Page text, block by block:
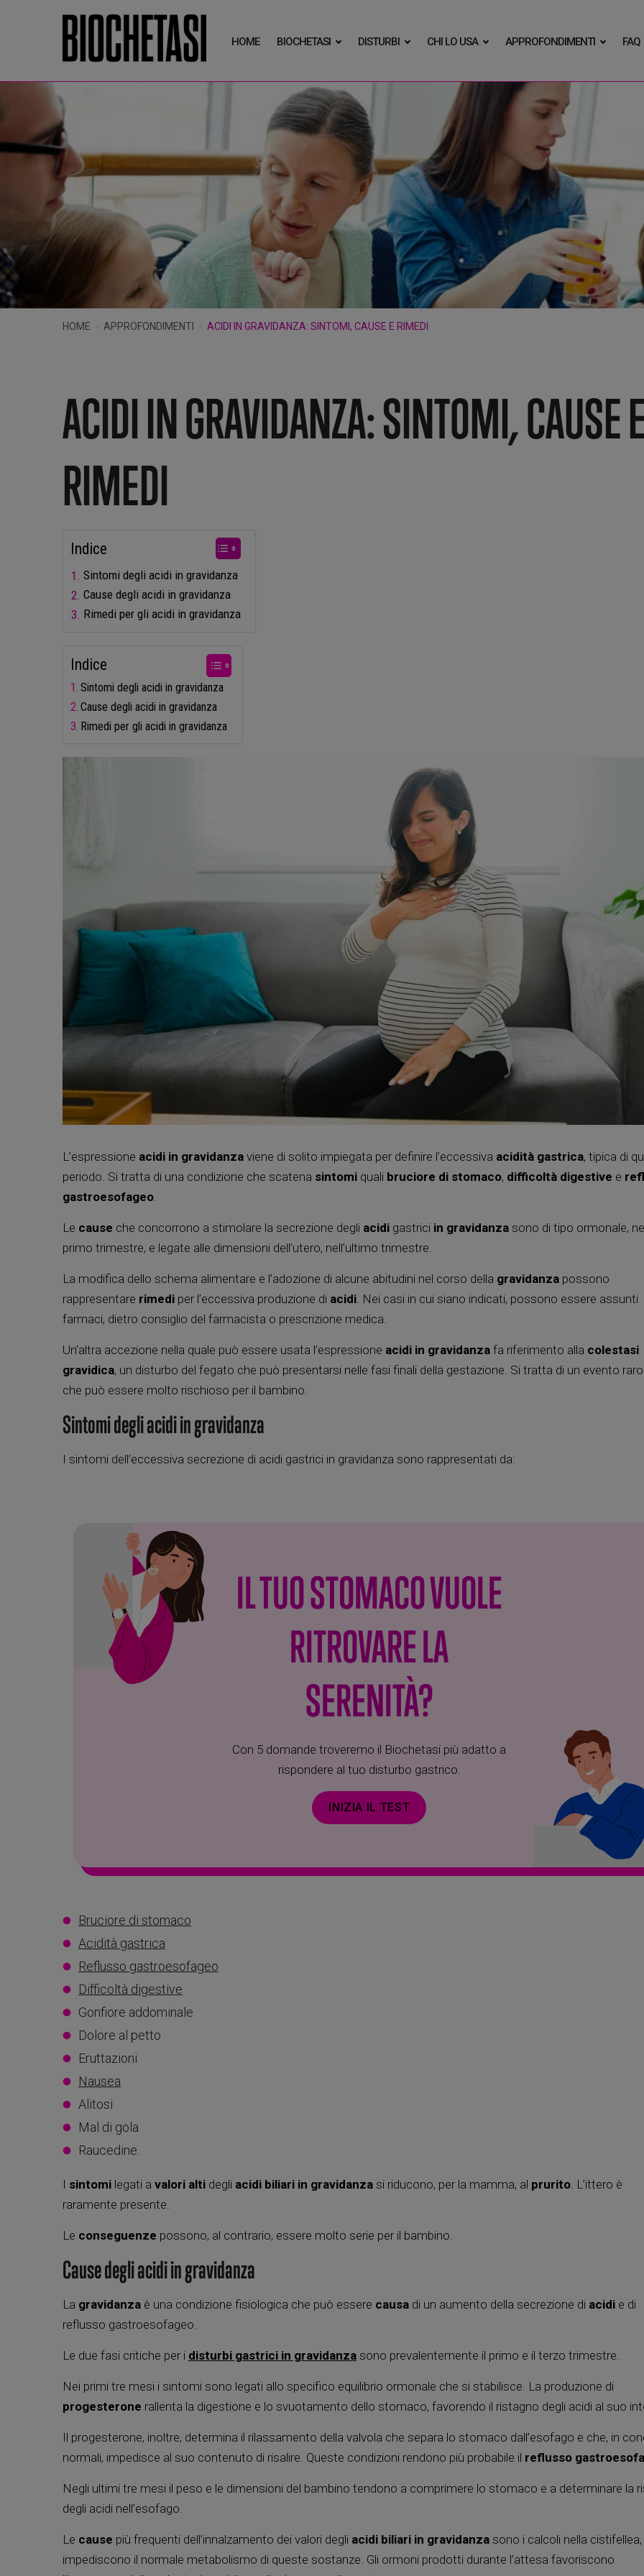
HOME BIOCHETASI DISTURBI CHI LO USA APPROFONDIMENTI FAQ
HOME APPROFONDIMENTI ACIDI IN GRAVIDANZA: SINTOMI, CAUSE E RIMEDI
ACIDI IN GRAVIDANZA: SINTOMI, CAUSE
RIMEDI
Indice
Sintomi degli acidi in gravidanza
Cause degli acidi in gravidanza
Rimedi per gli acidi in gravidanza
Indice
Sintomi degli acidi in gravidanza
Cause degli acidi in gravidanza
Rimedi per gli acidi in gravidanza
L’espressione acidi in gravidanza viene di solito impiegata per definire l’eccessiva acidità gastrica, tipica di
periodo. Si tratta di una condizione che scatena sintomi quali bruciore di stomaco, difficoltà digestive e
gastroesofageo
Le cause che concorrono a stimolare la secrezione degli acidi gastrici in gravidanza sono di tipo ormonale,
primo trimestre, e legate alle dimensioni dell’utero, nell’ultimo trimestre.
La modifica dello schema alimentare e l’adozione di alcune abitudini nel corso della gravidanza possono
rappresentare rimedi per l’eccessiva produzione di acidi . Nei casi in cui siano indicati, possono essere assunti
farmaci, dietro consiglio del farmacista o prescrizione medica.
Un’altra accezione nella quale può essere usata l’espressione acidi in gravidanza fa riferimento alla colestasi
gravidica, un disturbo del fegato che può presentarsi nelle fasi finali della gestazione. Si tratta di un evento
che può essere molto rischioso per il bambino.
Sintomi degli acidi in gravidanza
I sintomi dell’eccessiva secrezione di acidi gastrici in gravidanza sono rappresentati da:
IL TUO STOMACO VUOLE
RITROVARE LA
SERENITÀ?
Con 5 domande troveremo il Biochetasi più adatto a
rispondere al tuo disturbo gastrico.
INIZIA IL TEST
Bruciore di stomaco
Acidità gastrica
Reflusso gastroesofageo
Difficoltà digestive
Gonfiore addominale
Dolore al petto
Eruttazioni
Nausea
Alitosi
Mal di gola
Raucedine.
I sintomi legati a valori alti degli acidi biliari in gravidanza si riducono, per la mamma, al prurito . L’ittero è
raramente presente.
Le conseguenze possono, al contrario, essere molto serie per il bambino.
Cause degli acidi in gravidanza
La gravidanza è una condizione fisiologica che può essere causa di un aumento della secrezione di acidi e di
reflusso gastroesofageo.
Le due fasi critiche per i disturbi gastrici in gravidanza sono prevalentemente il primo e il terzo trimestre.
Nei primi tre mesi i sintomi sono legati allo specifico equilibrio ormonale che si stabilisce. La produzione di
progesterone rallenta la digestione e lo svuotamento dello stomaco, favorendo il ristagno degli acidi al suo
Il progesterone, inoltre, determina il rilassamento della valvola che separa lo stomaco dall’esofago e che, in
normali, impedisce al suo contenuto di risalire. Queste condizioni rendono più probabile il reflusso
Negli ultimi tre mesi il peso e le dimensioni del bambino tendono a comprimere lo stomaco e a determinare la
degli acidi nell’esofago.
Le cause più frequenti dell’innalzamento dei valori degli acidi biliari in gravidanza sono i calcoli nella
impediscono il normale metabolismo di queste sostanze. Gli ormoni prodotti durante l’attesa favoriscono